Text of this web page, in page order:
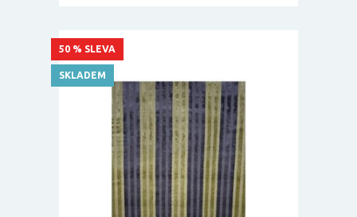
50 % SLEVA
SKLADEM